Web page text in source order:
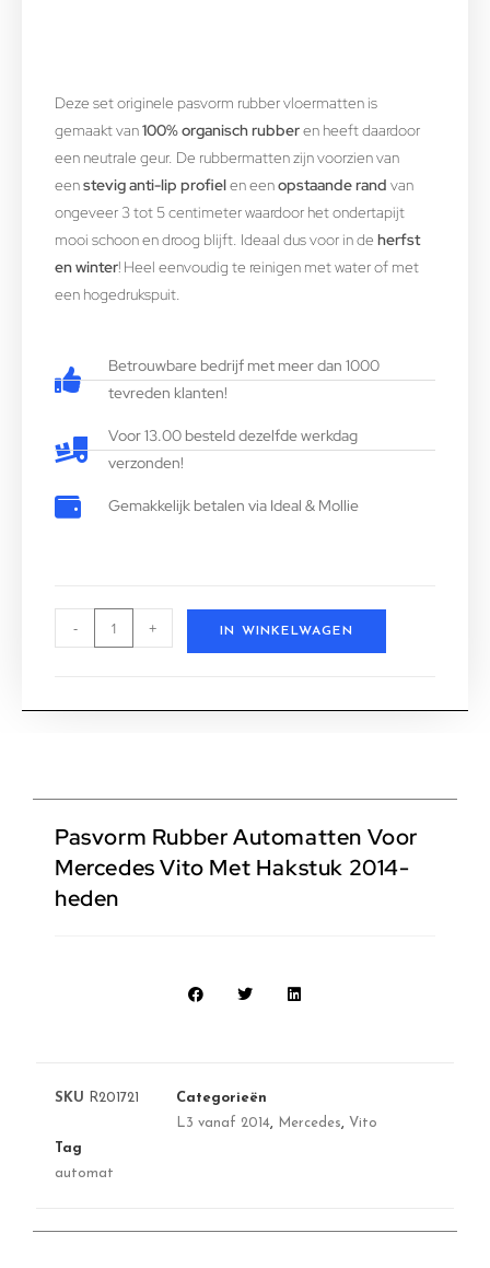
Deze set originele pasvorm rubber vloermatten is
gemaakt van100% organisch rubberen heeft daardoor
een neutrale geur. De rubbermatten zijn voorzien van
eenstevig anti-lip profielen eenopstaande rand van
ongeveer 3 tot 5 centimeter waardoor het ondertapijt
mooi schoon en droog blijft. Ideaal dus voor in de herfst
en winter! Heel eenvoudig te reinigen met water of met
een hogedrukspuit.
Betrouwbare bedrijf met meer dan 1000
tevreden klanten!
Voor 13.00 besteld dezelfde werkdag
verzonden!
Gemakkelijk betalen via Ideal & Mollie
- + IN WINKELWAGEN
Pasvorm Rubber Automatten Voor
Mercedes Vito Met Hakstuk 2014-
heden
SKU R201721
Categorieën
L3 vanaf 2014, Mercedes, Vito
Tag
automat